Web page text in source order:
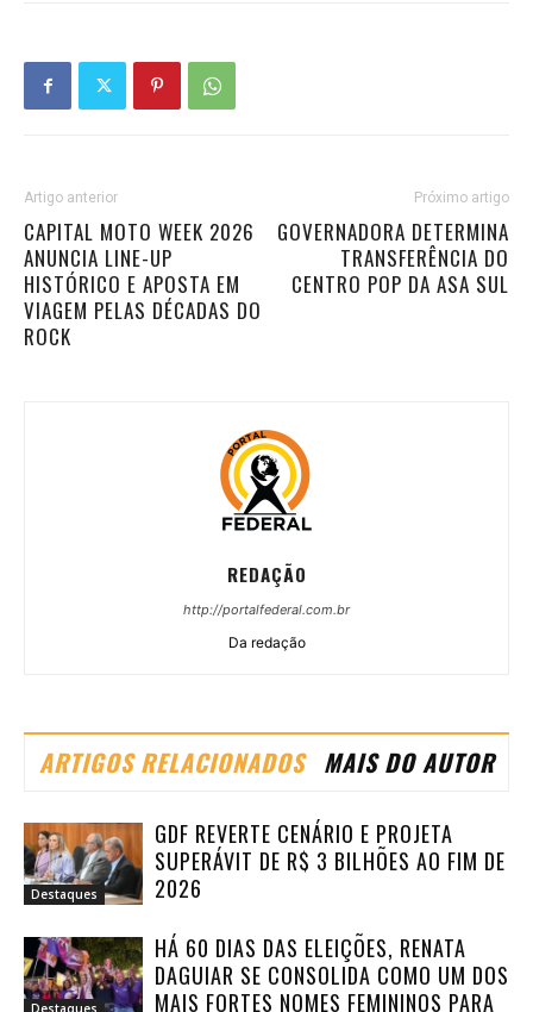
Artigo anterior
CAPITAL MOTO WEEK 2026
ANUNCIA LINE-UP
HISTÓRICO E APOSTA EM
VIAGEM PELAS DÉCADAS DO
ROCK
Próximo artigo
GOVERNADORA DETERMINA
TRANSFERÊNCIA DO
CENTRO POP DA ASA SUL
REDAÇÃO
http://portalfederal.com.br
Da redação
ARTIGOS RELACIONADOS MAIS DO AUTOR
Destaques
GDF REVERTE CENÁRIO E PROJETA
SUPERÁVIT DE R$ 3 BILHÕES AO FIM DE
2026
Destaques
HÁ 60 DIAS DAS ELEIÇÕES, RENATA
DAGUIAR SE CONSOLIDA COMO UM DOS
MAIS FORTES NOMES FEMININOS PARA